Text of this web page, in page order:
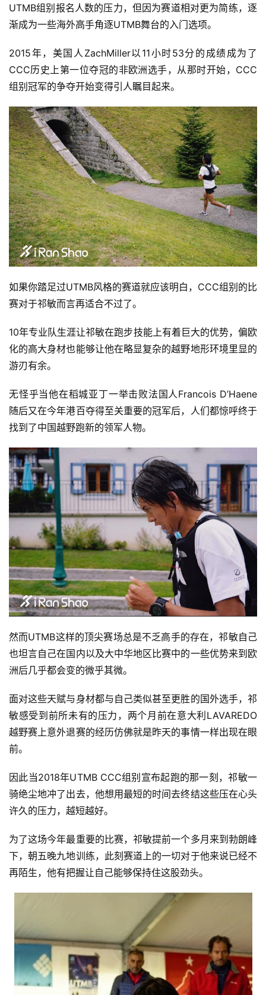
UTMB组别报名人数的压力，但因为赛道相对更为简练，逐
渐成为一些海外高手角逐UTMB舞台的入门选项。
2015年，美国人ZachMiller以11小时53分的成绩成为了
CCC历史上第一位夺冠的非欧洲选手，从那时开始，CCC
组别冠军的争夺开始变得引人瞩目起来。
如果你踏足过UTMB风格的赛道就应该明白，CCC组别的比
赛对于祁敏而言再适合不过了。
10年专业队生涯让祁敏在跑步技能上有着巨大的优势，偏欧
化的高大身材也能够让他在略显复杂的越野地形环境里显的
游刃有余。
无怪乎当他在稻城亚丁一举击败法国人Francois D’Haene
随后又在今年港百夺得至关重要的冠军后，人们都惊呼终于
找到了中国越野跑新的领军人物。
然而UTMB这样的顶尖赛场总是不乏高手的存在，祁敏自己
也坦言自己在国内以及大中华地区比赛中的一些优势来到欧
洲后几乎都会变的微乎其微。
面对这些天赋与身材都与自己类似甚至更胜的国外选手，祁
敏感受到前所未有的压力，两个月前在意大利LAVAREDO
越野赛上意外退赛的经历仿佛就是昨天的事情一样出现在眼
前。
因此当2018年UTMB CCC组别宣布起跑的那一刻，祁敏一
骑绝尘地冲了出去，他想用最短的时间去终结这些压在心头
许久的压力，越短越好。
为了这场今年最重要的比赛，祁敏提前一个多月来到勃朗峰
下，朝五晚九地训练，此刻赛道上的一切对于他来说已经不
再陌生，他有把握让自己能够保持住这股劲头。